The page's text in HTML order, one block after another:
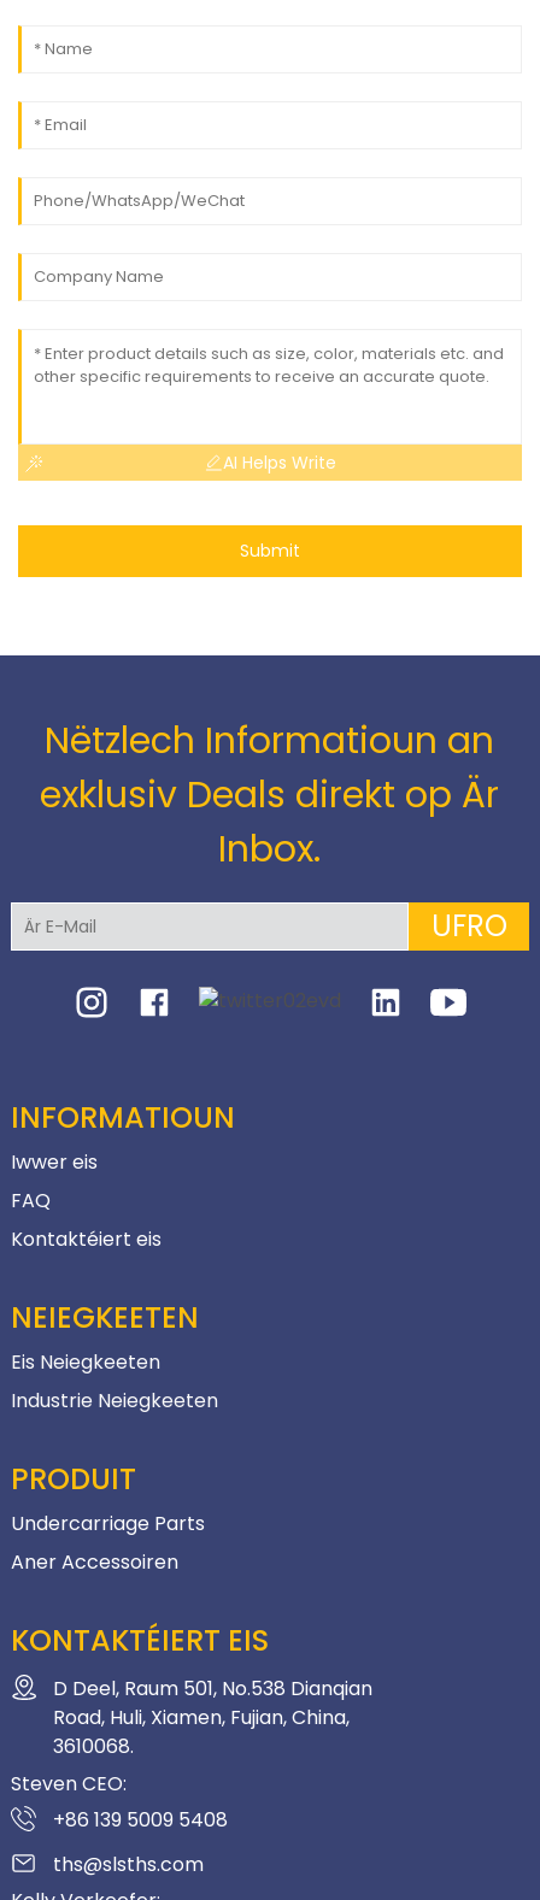
AI Helps Write
Submit
Nëtzlech Informatioun an
exklusiv Deals direkt op Är
Inbox.
UFRO
INFORMATIOUN
Iwwer eis
FAQ
Kontaktéiert eis
NEIEGKEETEN
Eis Neiegkeeten
Industrie Neiegkeeten
PRODUIT
Undercarriage Parts
Aner Accessoiren
KONTAKTÉIERT EIS
D Deel, Raum 501, No.538 Dianqian
Road, Huli, Xiamen, Fujian, China,
3610068.
Steven CEO:
+86 139 5009 5408
ths@slsths.com